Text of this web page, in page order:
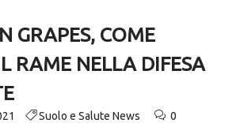
GRAPES, COME
RAME NELLA DIFESA
Suolo e Salute News 0